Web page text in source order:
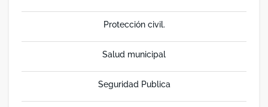
Protección civil.
Salud municipal
Seguridad Publica